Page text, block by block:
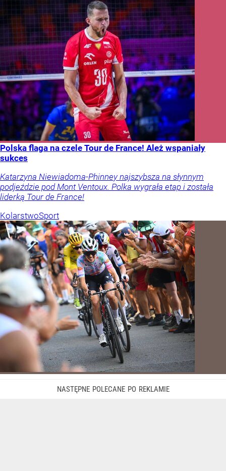
Polska flaga na czele Tour de France! Ależ wspaniały
sukces
Katarzyna Niewiadoma-Phinney najszybsza na słynnym
podjeździe pod Mont Ventoux. Polka wygrała etap i została
liderką Tour de France!
KolarstwoSport